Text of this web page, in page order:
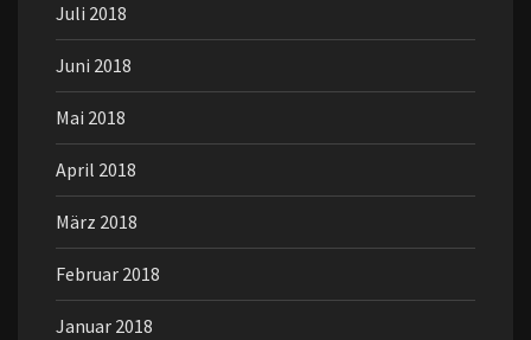
Juli 2018
Juni 2018
Mai 2018
April 2018
März 2018
Februar 2018
Januar 2018